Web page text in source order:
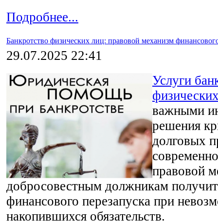
Подробнее...
Банкротство физических лиц: правовой механизм
29.07.2025 22:41
Услуги
важными
решения
долговых
правовой
добросовестным должникам
финансового перезапуска при
накопившихся обязательств.